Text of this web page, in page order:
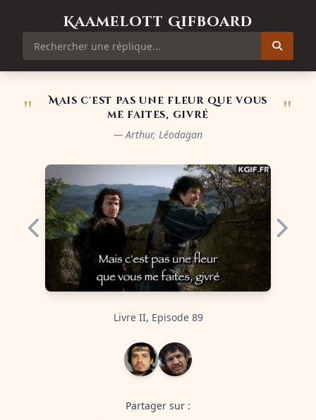
Kaamelott Gifboard
"
Mais c'est pas une fleur que vous
me faites, givré
"
— Arthur, Léodagan
Livre II, Episode 89
Partager sur :